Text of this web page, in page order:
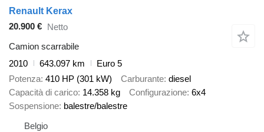
Renault Kerax
20.900 € Netto
Camion scarrabile
2010
643.097 km
Euro 5
Potenza 410 HP (301 kW) Carburante diesel
Capacità di carico 14.358 kg Configurazione 6x4
Sospensione balestre/balestre
Belgio